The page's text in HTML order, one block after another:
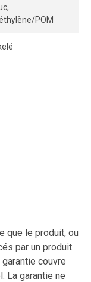
POM
que le produit, ou
par un produit
couvre
La garantie ne